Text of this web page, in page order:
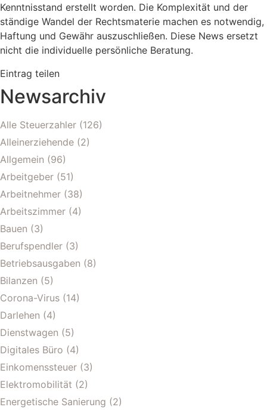
Kenntnisstand erstellt worden. Die Komplexität und der
ständige Wandel der Rechtsmaterie machen es notwendig,
Haftung und Gewähr auszuschließen. Diese News ersetzt
nicht die individuelle persönliche Beratung.
Eintrag teilen
Newsarchiv
Alle Steuerzahler (126)
Alleinerziehende (2)
Allgemein (96)
Arbeitgeber (51)
Arbeitnehmer (38)
Arbeitszimmer (4)
Bauen (3)
Berufspendler (3)
Betriebsausgaben (8)
Bilanzen (5)
Corona-Virus (14)
Darlehen (4)
Dienstwagen (5)
Digitales Büro (4)
Einkomenssteuer (3)
Elektromobilität (2)
Energetische Sanierung (2)